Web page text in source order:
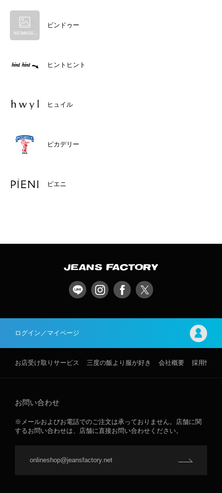
ビンドゥー
ヒントヒント
ヒュイル
ピカデリー
ピエニ
ログイン／マイページ
お店受け取りサービス 三度の飯より服が好き 会社概要 採用情報
お問い合わせ
※メールおよびお電話でのご注文は承っておりません。店舗に関
するお問い合わせは、店舗に直接お問い合わせください。
onlineshop@jeansfactory.net